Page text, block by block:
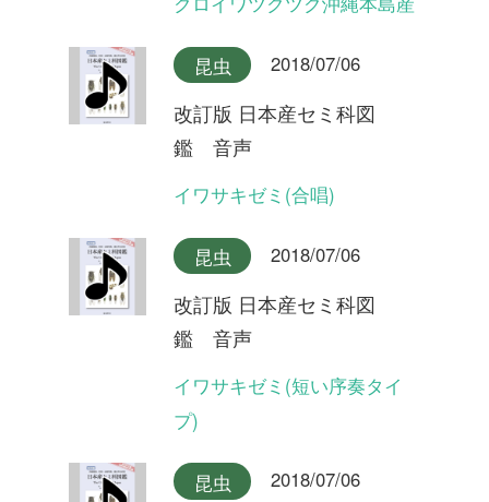
昆虫 2018/07/06
改訂版 日本産セミ科図
鑑 音声
オオシマゼミ沖縄本島産
改訂版 日本産セミ科図
鑑 音声
唱)
改訂版 日本産セミ科図
鑑 音声
オオシマゼミ奄美大島産